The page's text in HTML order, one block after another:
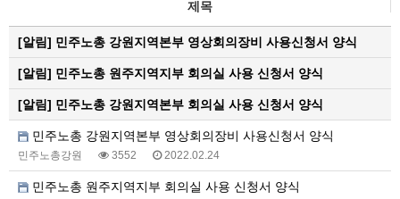
제목
[알림] 민주노총 강원지역본부 영상회의장비 사용신청서 양식
[알림] 민주노총 원주지역지부 회의실 사용 신청서 양식
[알림] 민주노총 강원지역본부 회의실 사용 신청서 양식
민주노총 강원지역본부 영상회의장비 사용신청서 양식
민주노총강원 3552 2022.02.24
민주노총 원주지역지부 회의실 사용 신청서 양식